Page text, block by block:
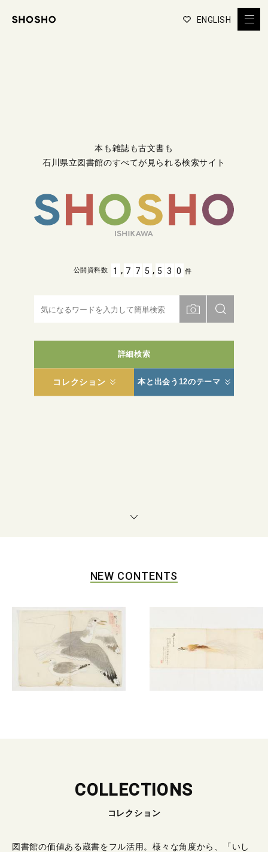
ENGLISH
本も雑誌も古文書も
石川県立図書館のすべてが見られる検索サイト
詳細検索
コレクション 本と出会う12のテーマ
公開資料数 1 , 7 7 5 , 5 3 0 件
NEW CONTENTS
COLLECTIONS
コレクション
図書館の価値ある蔵書をフル活用。様々な角度から、「いし